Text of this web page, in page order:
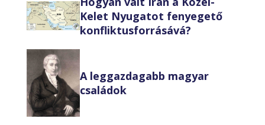
Kelet Nyugatot fenyegető
konfliktusforrásává?
A leggazdagabb magyar
családok